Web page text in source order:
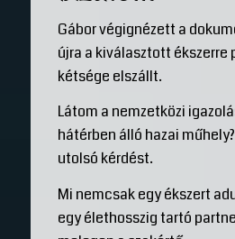
Gábor végignézett a
újra a kiválasztott
kétsége elszállt.
Látom a nemzetközi
hátérben álló hazai
utolsó kérdést.
Mi nemcsak egy ékszert
egy élethosszig tartó